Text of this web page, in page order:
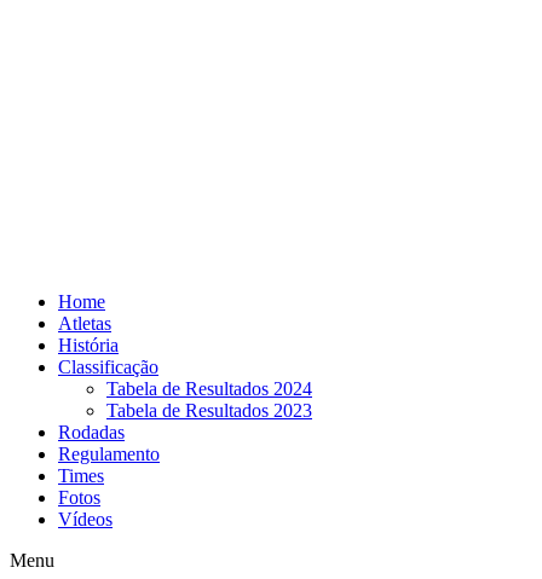
Home
Atletas
História
Classificação
Tabela de Resultados 2024
Tabela de Resultados 2023
Rodadas
Regulamento
Times
Fotos
Vídeos
Menu